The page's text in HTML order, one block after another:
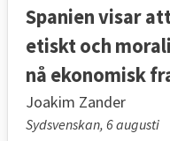
Spanien visar
etiskt och
nå ekonomisk
Joakim Zander
Sydsvenskan, 6 augusti